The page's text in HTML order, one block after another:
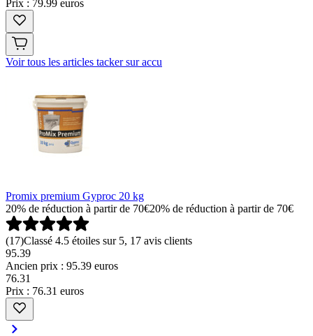
Prix : 79.99 euros
Voir tous les articles tacker sur accu
Promix premium Gyproc 20 kg
20% de réduction à partir de 70€20% de réduction à partir de 70€
(17)Classé 4.5 étoiles sur 5, 17 avis clients
95.39
Ancien prix : 95.39 euros
76.31
Prix : 76.31 euros